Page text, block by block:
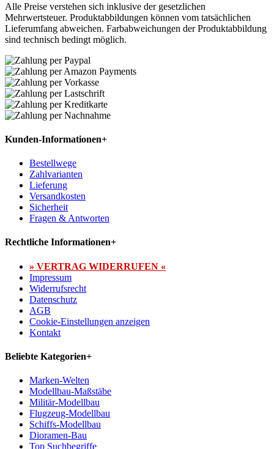
Alle Preise verstehen sich inklusive der gesetzlichen
Mehrwertsteuer. Produktabbildungen können vom tatsächlichen
Lieferumfang abweichen. Farbabweichungen der Produktabbildung
sind technisch bedingt möglich.
Kunden-Informationen+
Bestellwege
Zahlvarianten
Lieferung
Versandkosten
Sicherheit
Fragen & Antworten
Rechtliche Informationen+
» VERTRAG WIDERRUFEN «
Impressum
Widerrufsrecht
Datenschutz
AGB
Cookie-Einstellungen anzeigen
Kontakt
Beliebte Kategorien+
Marken-Welten
Modellbau-Maßstäbe
Militär-Modellbau
Flugzeug-Modellbau
Schiffs-Modellbau
Dioramen-Bau
Top Suchbegriffe